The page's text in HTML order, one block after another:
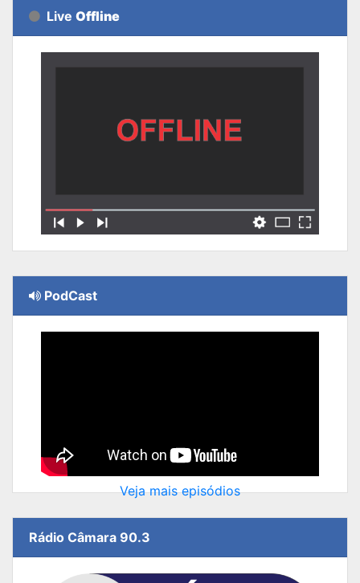
Live Offline
PodCast
Veja mais episódios
Rádio Câmara 90.3